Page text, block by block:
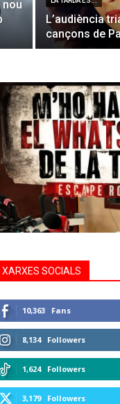
nou
L’audiència
cançons de
XARXES SOCIALS
10,363 Fans
8,134 Followers
1,624 Followers
3,179 Followers